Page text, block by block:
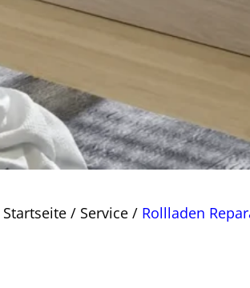
Startseite / Service / Rollladen